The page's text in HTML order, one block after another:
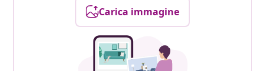
Carica immagine